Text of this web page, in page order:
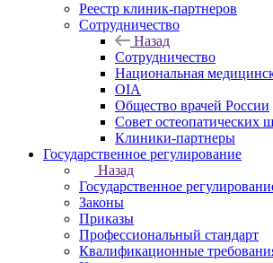
Реестр клиник-партнеров
Сотрудничество
Назад
Сотрудничество
Национальная
OIA
Общество врачей России
Совет остеопатических
Клиники-партнеры
Государственное регулирование
Назад
Государственное
Законы
Приказы
Профессиональный стандарт
Квалификационные